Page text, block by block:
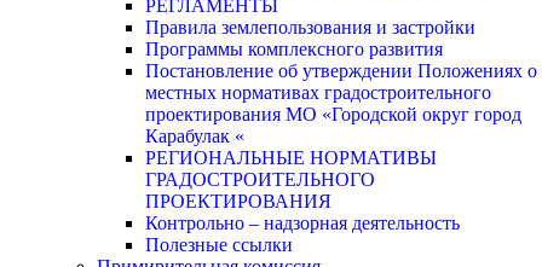
РЕГЛАМЕНТЫ
Правила землепользования и застройки
Программы комплексного развития
Постановление об утверждении Положениях о
местных нормативах градостроительного
проектирования МО «Городской округ город
Карабулак «
РЕГИОНАЛЬНЫЕ НОРМАТИВЫ
ГРАДОСТРОИТЕЛЬНОГО
ПРОЕКТИРОВАНИЯ
Контрольно – надзорная деятельность
Полезные ссылки